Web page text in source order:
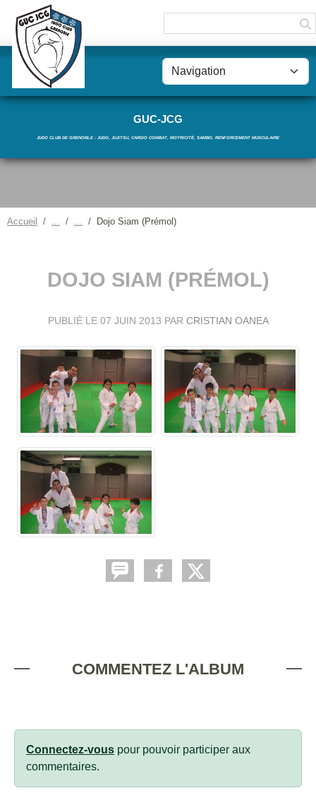
GUC-JCG
JUDO CLUB DE GRENOBLE : JUDO, JUJITSU, CARDIO COMBAT, MOTRICITÉ, SAMBO, RENFORCEMENT MUSCULAIRE
Accueil Dojo Siam (Prémol)
DOJO SIAM (PRÉMOL)
PUBLIÉ LE 07 JUIN 2013 PAR CRISTIAN OANEA
COMMENTEZ L'ALBUM
Connectez-vous pour pouvoir participer aux
commentaires.
Panneau de gestion des cookies